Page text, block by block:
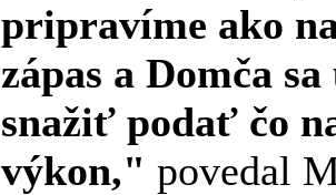
pripravíme ako
zápas a Domča
snažiť podať čo
výkon," povedal